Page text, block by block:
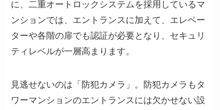
に、二重オートロックシステムを採用しているマ
ンションでは、エントランスに加えて、エレベー
ターや各階の扉でも認証が必要となり、セキュリ
ティレベルが一層高まります。
見逃せないのは「防犯カメラ」。防犯カメラもタ
ワーマンションのエントランスには欠かせない設